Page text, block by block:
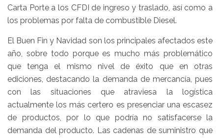
Carta Porte a los CFDI de ingreso y traslado, así como a
los problemas por falta de combustible Diesel.
El Buen Fin y Navidad son los principales afectados este
año, sobre todo porque es mucho más problemático
que tenga el mismo nivel de éxito que en otras
ediciones, destacando la demanda de mercancía, pues
con las situaciones que atraviesa la logística
actualmente los más certero es presenciar una escasez
de productos, por lo que podría no satisfacerse la
demanda del producto. Las cadenas de suministro que